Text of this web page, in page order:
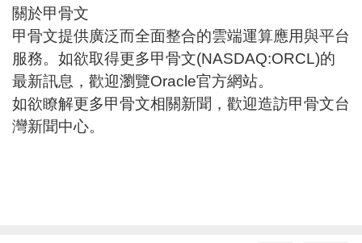
關於甲骨文
甲骨文提供廣泛而全面整合的雲端運算應用與平台
服務。如欲取得更多甲骨文(NASDAQ:ORCL)的
最新訊息，歡迎瀏覽Oracle官方網站。
如欲瞭解更多甲骨文相關新聞，歡迎造訪甲骨文台
灣新聞中心。